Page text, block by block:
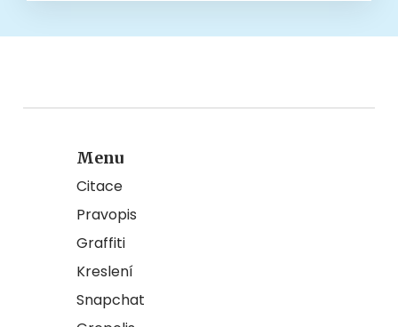
Menu
Citace
Pravopis
Graffiti
Kreslení
Snapchat